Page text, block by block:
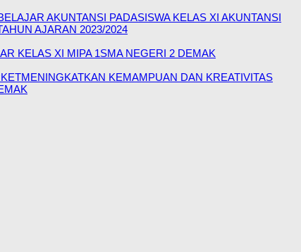
AKUNTANSI PADASISWA KELAS XI AKUNTANSI
AJARAN 2023/2024
KELAS XI MIPA 1SMA NEGERI 2 DEMAK
KEMAMPUAN DAN KREATIVITAS